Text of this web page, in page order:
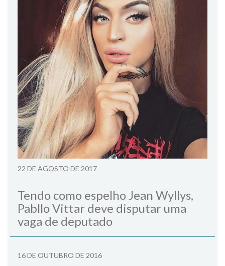
22 DE AGOSTO DE 2017
Tendo como espelho Jean Wyllys,
Pabllo Vittar deve disputar uma
vaga de deputado
16 DE OUTUBRO DE 2016